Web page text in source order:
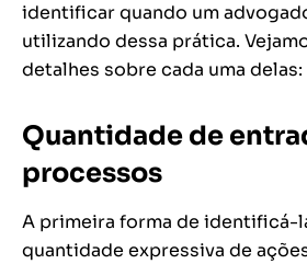
identificar quando um
utilizando dessa prática.
detalhes sobre cada uma delas:
Quantidade de
processos
A primeira forma de identificá-
quantidade expressiva de